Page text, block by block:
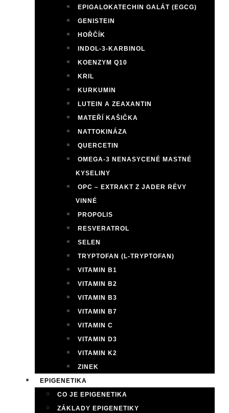
EPIGALOKATECHIN GALÁT (EGCG)
GENISTEIN
HOŘČÍK
INDOL-3-KARBINOL
KOENZYM Q10
KRIL
KURKUMIN
LUTEIN A ZEAXANTIN
MATEŘÍ KAŠIČKA
NATTOKINÁZA
QUERCETIN
OMEGA-3 NENASYCENÉ MASTNÉ
KYSELINY
OPC – EXTRAKT Z JADER RÉVY
VINNÉ
PROPOLIS
RESVERATROL
SELEN
TRYPTOFAN (L-TRYPTOFAN)
VITAMIN B1
VITAMIN B2
VITAMIN B3
VITAMIN B7
VITAMIN C
VITAMIN D3
VITAMIN K2
ZINEK
EPIGENETIKA
CO JE EPIGENETIKA
ZÁKLADY EPIGENETIKY